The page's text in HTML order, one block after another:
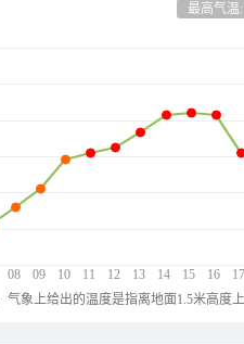
最高气
08 09 10 11 12 13 14 15 16 17
象上给出的温度是指离地面1.5米高度